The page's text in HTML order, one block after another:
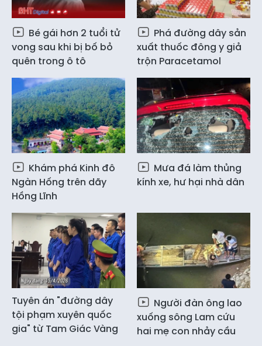
Bé gái hơn 2 tuổi tử
vong sau khi bị bố bỏ
quên trong ô tô
Phá đường dây sản
xuất thuốc đông y giả
trộn Paracetamol
Khám phá Kinh đô
Ngàn Hống trên dãy
Hồng Lĩnh
Mưa đá làm thủng
kính xe, hư hại nhà dân
Tuyên án "đường dây
tội phạm xuyên quốc
gia" từ Tam Giác Vàng
Người đàn ông lao
xuống sông Lam cứu
hai mẹ con nhảy cầu